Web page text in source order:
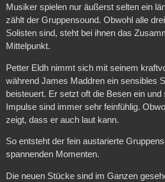
Musiker spielen nur äußerst selten ein
zählt der Gruppensound. Obwohl alle
Solisten sind, steht bei ihnen das
Mittelpunkt.
Petter Eldh nimmt sich mit seinem
während James Maddren ein sensibles
beisteuert. Er setzt oft die Besen ein
Impulse sind immer sehr feinfühlig.
zeigt, dass er auch laut kann.
So entsteht der fein austarierte
spannenden Momenten.
Die neuen Stücke sind im Ganzen